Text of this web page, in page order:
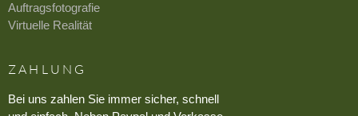
Auftragsfotografie
Virtuelle Realität
ZAHLUNG
Bei uns zahlen Sie immer sicher, schnell